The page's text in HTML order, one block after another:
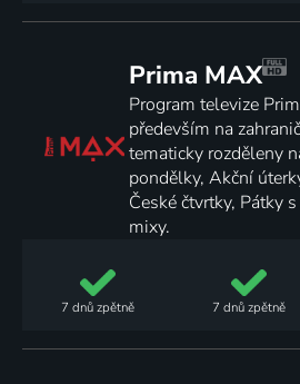
Prima MAX
Program televize
především na
tematicky rozděleny
pondělky, Akční
České čtvrtky, Pátky
mixy.
7 dnůzpětně 7 dnůzpětně